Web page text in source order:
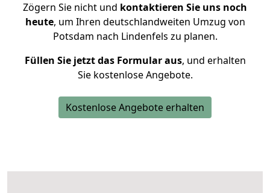
Zögern Sie nicht und kontaktieren Sie uns noch
heute, um Ihren deutschlandweiten Umzug von
Potsdam nach Lindenfels zu planen.
Füllen Sie jetzt das Formular aus, und erhalten
Sie kostenlose Angebote.
Kostenlose Angebote erhalten